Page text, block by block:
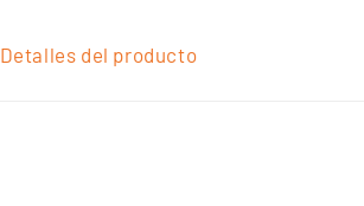
Detalles del producto